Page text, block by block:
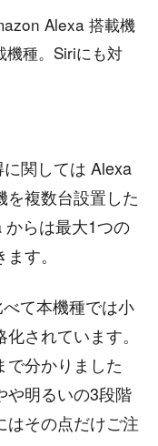
Alexa 搭載機
機種。Siriにも対
関しては Alexa
を複数台設置した
らは最大1つの
す。
て本機種では小
されています。
で分かりました
や明るいの3段階
はその点だけご注